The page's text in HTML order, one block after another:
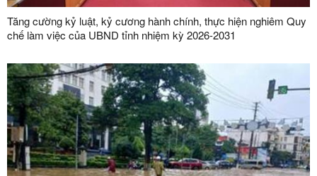
Tăng cường kỷ luật, kỷ cương hành chính, thực hiện nghiêm Quy
chế làm việc của UBND tỉnh nhiệm kỳ 2026-2031